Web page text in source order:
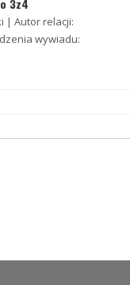
3z4
| Autor relacji:
wywiadu: